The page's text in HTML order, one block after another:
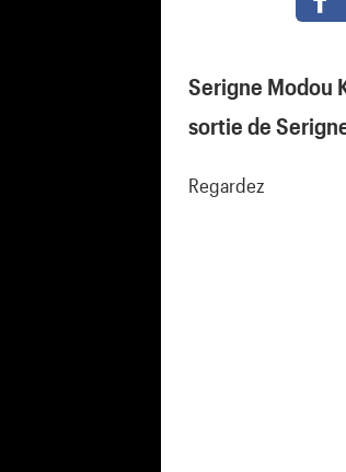
Serigne Modou
sortie de
Regardez